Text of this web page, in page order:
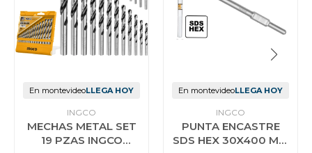
En montevideoLLEGA HOY
INGCO
MECHAS METAL SET
19 PZAS INGCO
En montevideoLLEGA HOY
INGCO
PUNTA ENCASTRE
SDS HEX 30X400 MM